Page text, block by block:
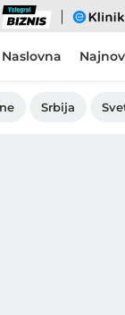
Biznis eKlinika
Naslovna
Srbija